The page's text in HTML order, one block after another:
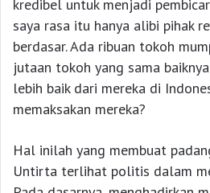
kredibel untuk menjadi
saya rasa itu hanya alibi pihak
berdasar. Ada ribuan tokoh
jutaan tokoh yang sama
lebih baik dari mereka di
memaksakan mereka?
Hal inilah yang membuat
Untirta terlihat politis dalam